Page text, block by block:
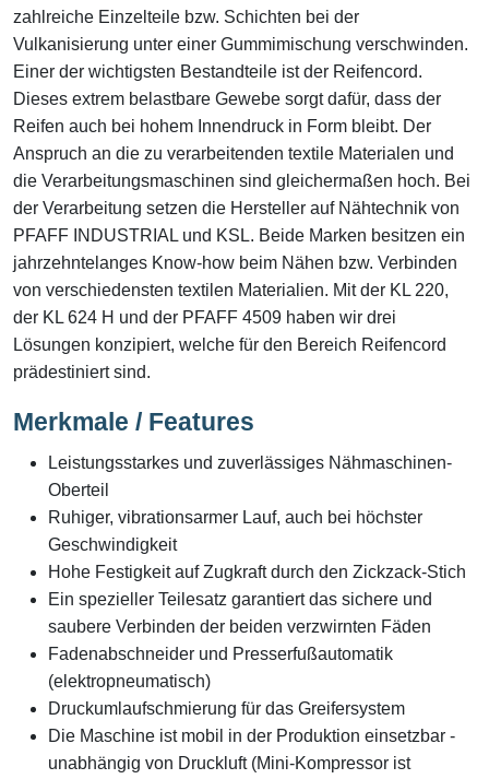
zahlreiche Einzelteile bzw. Schichten bei der
Vulkanisierung unter einer Gummimischung verschwinden.
Einer der wichtigsten Bestandteile ist der Reifencord.
Dieses extrem belastbare Gewebe sorgt dafür, dass der
Reifen auch bei hohem Innendruck in Form bleibt. Der
Anspruch an die zu verarbeitenden textile Materialen und
die Verarbeitungsmaschinen sind gleichermaßen hoch. Bei
der Verarbeitung setzen die Hersteller auf Nähtechnik von
PFAFF INDUSTRIAL und KSL. Beide Marken besitzen ein
jahrzehntelanges Know-how beim Nähen bzw. Verbinden
von verschiedensten textilen Materialien. Mit der KL 220,
der KL 624 H und der PFAFF 4509 haben wir drei
Lösungen konzipiert, welche für den Bereich Reifencord
prädestiniert sind.
Merkmale / Features
Leistungsstarkes und zuverlässiges Nähmaschinen-
Oberteil
Ruhiger, vibrationsarmer Lauf, auch bei höchster
Geschwindigkeit
Hohe Festigkeit auf Zugkraft durch den Zickzack-Stich
Ein spezieller Teilesatz garantiert das sichere und
saubere Verbinden der beiden verzwirnten Fäden
Fadenabschneider und Presserfußautomatik
(elektropneumatisch)
Druckumlaufschmierung für das Greifersystem
Die Maschine ist mobil in der Produktion einsetzbar -
unabhängig von Druckluft (Mini-Kompressor ist